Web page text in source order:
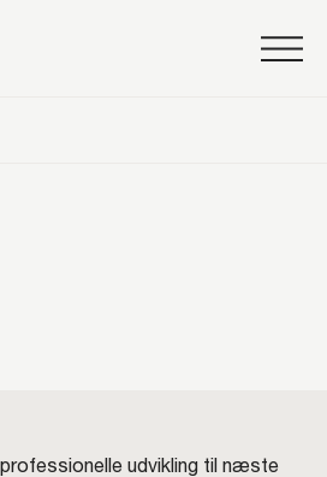
udvikling til næste